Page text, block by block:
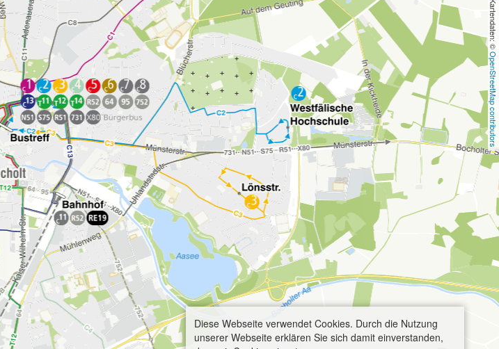
, Kartendaten: ©
OpenStreetMap contributors
Diese Webseite verwendet Cookies. Durch die Nutzung
unserer Webseite erklären Sie sich damit einverstanden,